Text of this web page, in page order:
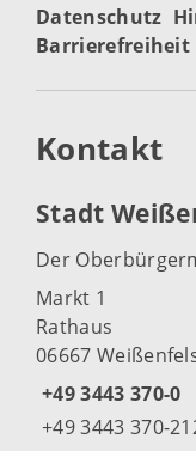
Datenschutz
Barrierefreiheit
Kontakt
Stadt
Der
Markt 1
Rathaus
06667
+49 3443 370-0
+49 3443 370-